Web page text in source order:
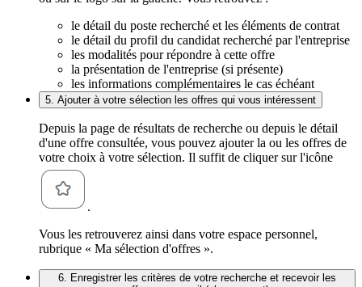
le détail du poste recherché et les éléments de contrat
le détail du profil du candidat recherché par l'entreprise
les modalités pour répondre à cette offre
la présentation de l'entreprise (si présente)
les informations complémentaires le cas échéant
5. Ajouter à votre sélection les offres qui vous intéressent
Depuis la page de résultats de recherche ou depuis le détail
d'une offre consultée, vous pouvez ajouter la ou les offres de
votre choix à votre sélection. Il suffit de cliquer sur l'icône
.
Vous les retrouverez ainsi dans votre espace personnel,
rubrique « Ma sélection d'offres ».
6. Enregistrer les critères de votre recherche et recevoir les